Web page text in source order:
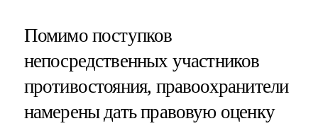
Помимо поступков
непосредственных участников
противостояния, правоохранители
намерены дать правовую оценку